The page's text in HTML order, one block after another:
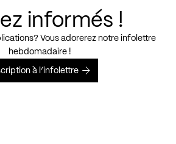
informés !
Vous adorerez notre infolettre
hebdomadaire !
à l’infolettre